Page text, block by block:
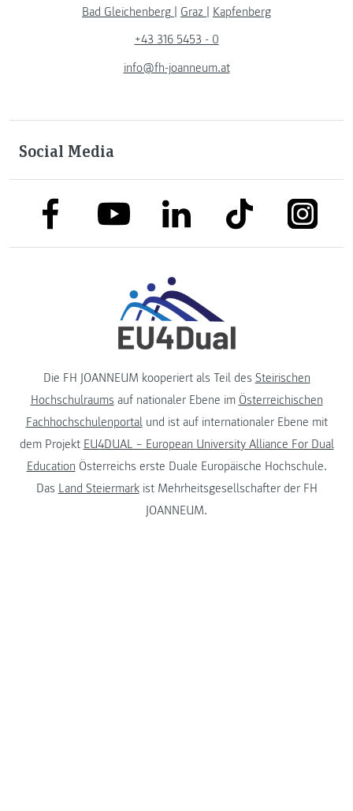
Bad Gleichenberg | Graz | Kapfenberg
+43 316 5453 - 0
info@fh-joanneum.at
Social Media
link to facebooklink to youtubelink to linkedinlink to tiktok link to
Die FH JOANNEUM kooperiert als Teil des Steirischen
Hochschulraums auf nationaler Ebene im Österreichischen
Fachhochschulenportalund ist auf internationaler Ebene mit
dem Projekt EU4DUAL – European University Alliance For Dual
Education Österreichs erste Duale Europäische Hochschule.
Das Land Steiermarkist Mehrheitsgesellschafter der FH
JOANNEUM.